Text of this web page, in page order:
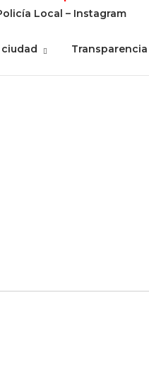
Local – Instagram
ciudad Transparencia